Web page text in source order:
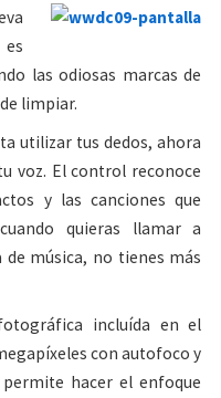
las odiosas marcas de
limpiar.
utilizar tus dedos, ahora
voz. El control reconoce
y las canciones que
quieras llamar a
música, no tienes más
incluída en el
con autofoco y
hacer el enfoque